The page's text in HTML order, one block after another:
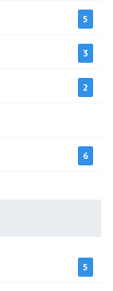
5
3
2
6
5